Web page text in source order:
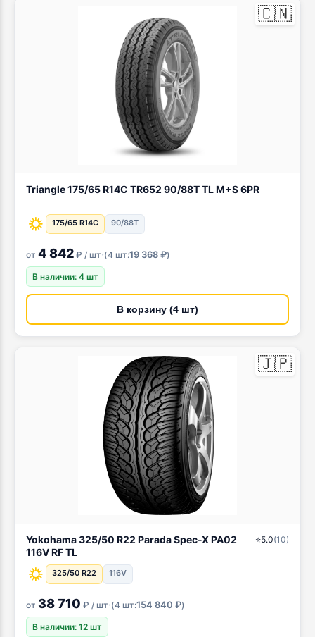
🇨🇳
Triangle 175/65 R14C TR652 90/88T TL M+S 6PR
175/65 R14C 90/88T
от 4 842 ₽ / шт·(4 шт:19 368 ₽)
В наличии: 4 шт
В корзину (4 шт)
🇯🇵
Yokohama 325/50 R22 Parada Spec-X PA02
116V RF TL
⭐5.0(10)
325/50 R22 116V
от 38 710 ₽ / шт·(4 шт:154 840 ₽)
В наличии: 12 шт